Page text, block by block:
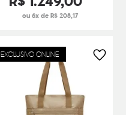
ou 6x de R$ 208,17
EXCLUSIVO ONLINE